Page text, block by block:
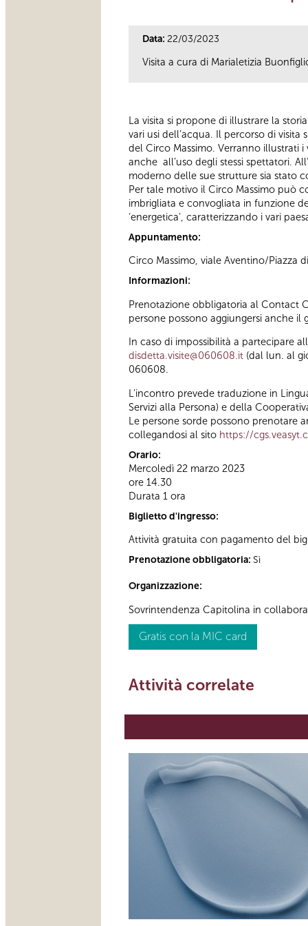
Data: 22/03/2023
Visita a cura di Marialetizia
La visita si propone di illustrare la
vari usi dell’acqua. Il percorso di
del Circo Massimo. Verranno illustrati
anche all’uso degli stessi spettatori.
moderno delle sue strutture sia stato
Per tale motivo il Circo Massimo può
imbrigliata e convogliata in funzione
‘energetica’, caratterizzando i vari
Appuntamento:
Circo Massimo, viale Aventino/Piazza
Informazioni:
Prenotazione obbligatoria al Contact
persone possono aggiungersi anche il
In caso di impossibilità a partecipare
disdetta.visite@060608.it (dal lun. al
060608.
L’incontro prevede traduzione in
Servizi alla Persona) e della
Le persone sorde possono prenotare
collegandosi al sito https://
Orario:
Mercoledì 22 marzo 2023
ore 14.30
Durata 1 ora
Biglietto d'ingresso:
Attività gratuita con pagamento del
Prenotazione obbligatoria: Sì
Organizzazione:
Sovrintendenza Capitolina in
Gratis con la MIC card
Attività correlate